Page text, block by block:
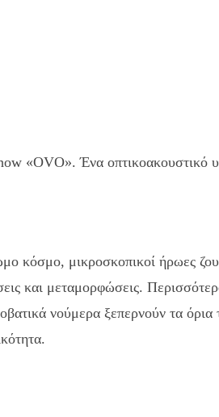
«OVO». Ένα οπτικοακουστικό
κόσμο, μικροσκοπικοί ήρωες
και μεταμορφώσεις.
νούμερα ξεπερνούν τα